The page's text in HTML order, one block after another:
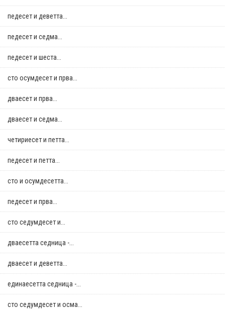
педесет и деветта...
педесет и седма...
педесет и шеста...
сто осумдесет и прва...
дваесет и прва...
дваесет и седма...
четириесет и петта...
педесет и петта...
сто и осумдесетта...
педесет и прва...
сто седумдесет и...
дваесетта седница -...
дваесет и деветта...
единаесетта седница -...
сто седумдесет и осма...